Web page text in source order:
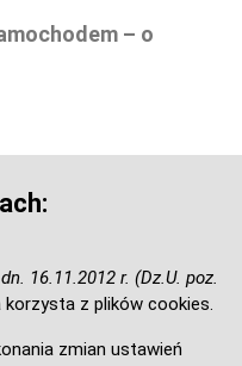
– o
16.11.2012 r. (Dz.U. poz.
z plików cookies.
zmian ustawień